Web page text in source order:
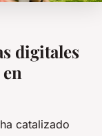
digitales
ha catalizado